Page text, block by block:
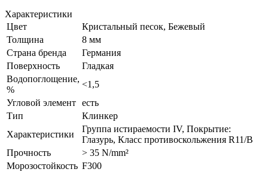
Характеристики
Цвет
Кристальный песок, Бежевый
Толщина
8 мм
Страна бренда
Германия
Поверхность
Гладкая
Водопоглощение,
%
<1,5
Угловой элемент есть
Тип
Клинкер
Характеристики
Группа истираемости IV, Покрытие:
Глазурь, Класс противоскольжения R11/B
Прочность
> 35 N/mm²
Морозостойкость F300